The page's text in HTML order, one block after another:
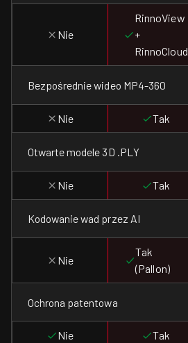
Nie
RinnoView
+
RinnoCloud
Bezpośrednie wideo MP4-360
Nie Tak
Otwarte modele 3D .PLY
Nie Tak
Kodowanie wad przez AI
Nie
Tak
(Pallon)
Ochrona patentowa
Nie Tak